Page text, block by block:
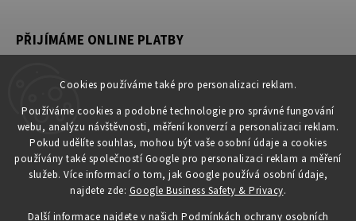
Cookies používáme také pro personalizaci reklam.
Používáme cookies a podobné technologie pro správné fungování
webu, analýzu návštěvnosti, měření konverzí a personalizaci reklam.
Pokud udělíte souhlas, mohou být vaše osobní údaje a cookies
používány také společností Google pro personalizaci reklam a měření
služeb. Více informací o tom, jak Google používá osobní údaje,
najdete zde: Google Business Safety & Privacy.
Další informace najdete v našich Podmínkách ochrany osobních
PŘIJÍMÁME ONLINE PLATBY
KONTAKT
obchod@ petromila.cz
+420704433780 ► při nedostupnosti využijte email
obchod@petromila.cz